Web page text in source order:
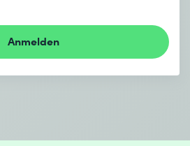
Anmelden